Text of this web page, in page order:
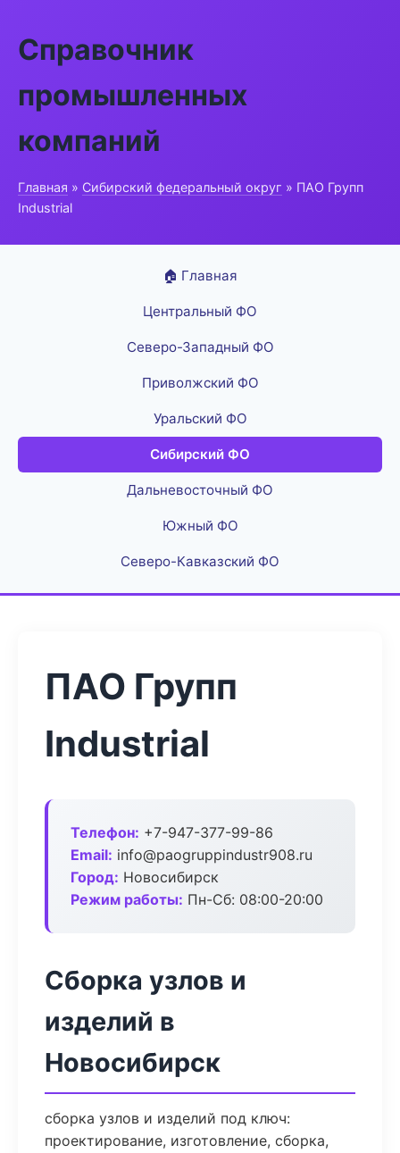
Справочник
промышленных
компаний
Главная » Сибирский федеральный округ » ПАО Групп
Industrial
🏠 Главная
Центральный ФО
Северо-Западный ФО
Приволжский ФО
Уральский ФО
Сибирский ФО
Дальневосточный ФО
Южный ФО
Северо-Кавказский ФО
ПАО Групп
Industrial
Телефон: +7-947-377-99-86
Email: info@paogruppindustr908.ru
Город: Новосибирск
Режим работы: Пн-Сб: 08:00-20:00
Сборка узлов и
изделий в
Новосибирск
сборка узлов и изделий под ключ:
проектирование, изготовление, сборка,